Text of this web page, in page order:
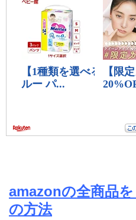
amazonの全商品
の方法